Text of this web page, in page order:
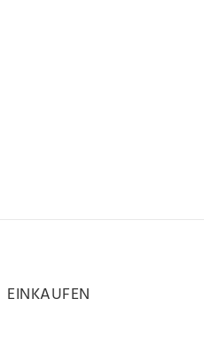
EINKAUFEN